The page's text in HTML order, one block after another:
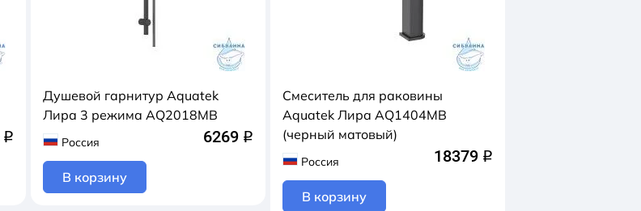
q
Душевой гарнитур Aquatek
Лира 3 режима AQ2018MB
Россия 6269 q
В корзину
Смеситель для раковины
Aquatek Лира AQ1404MB
(черный матовый)
Россия 18379 q
В корзину